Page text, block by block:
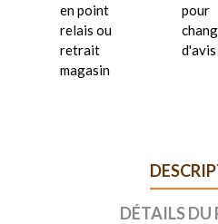
en point
relais ou
retrait
magasin
pour
d'avis
DÉTAILS DU